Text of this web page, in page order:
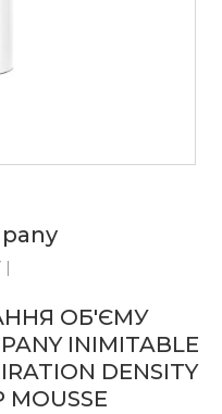
|
ОБ'ЄМУ
INIMITABLE
DENSITY
MOUSSE